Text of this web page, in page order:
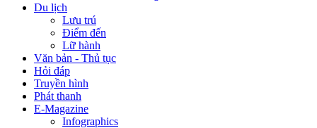
Du lịch
Lưu trú
Điểm đến
Lữ hành
Văn bản - Thủ tục
Hỏi đáp
Truyền hình
Phát thanh
E-Magazine
Infographics